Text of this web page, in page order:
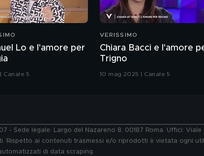
Lo e l'amore per
Canale 5
VERISSIMO
Chiara Bacci e l'amore
Trigno
10 mag 2025 | Canale 5
- Sede legale: Largo del Nazareno 8, 00187 Roma. Uffici:
Rispetto ai contenuti trasmessi e/o riprodotti è vietata ogni
di data scraping.